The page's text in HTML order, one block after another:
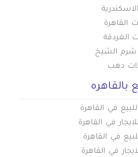
القاهرة
الغردقة
شرم الشيخ
دهب
بالقاهره
في القاهرة
في القاهرة
في القاهرة
في القاهرة